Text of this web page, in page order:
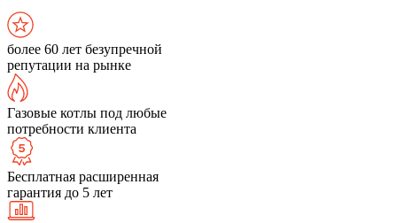
более 60 лет безупречной
репутации на рынке
Газовые котлы под любые
потребности клиента
Бесплатная расширенная
гарантия до 5 лет